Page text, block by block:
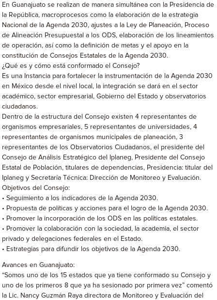
En Guanajuato se realizan de manera simultánea con la Presidencia de
la República, macroprocesos como la elaboración de la estrategia
Nacional de la Agenda 2030, ajustes a la Ley de Planeación, Proceso
de Alineación Presupuestal a los ODS, elaboración de los lineamientos
de operación, así como la definición de metas y el apoyo en la
constitución de Consejos Estatales de la Agenda 2030.
¿Qué es y cómo está conformado el Consejo?
Es una Instancia para fortalecer la instrumentación de la Agenda 2030
en México desde el nivel local, la integración se dará en el sector
académico, sector empresarial, Gobierno del Estado y observatorios
ciudadanos.
Dentro de la estructura del Consejo existen 4 representantes de
organismos empresariales, 5 representantes de universidades, 4
representantes de organismos municipales de planeación, 3
representantes de los Observatorios Ciudadanos, el presidente del
Consejo de Análisis Estratégico del Iplaneg, Presidente del Consejo
Estatal de Población, titulares de dependencias, Presidencia: titular del
Iplaneg y Secretaría Técnica: Dirección de Monitoreo y Evaluación.
Objetivos del Consejo:
• Seguimiento a los indicadores de la Agenda 2030.
• Propuesta de políticas y acciones para el logro de la Agenda 2030.
• Promover la incorporación de los ODS en las políticas estatales.
• Promover la colaboración con la sociedad, la academia, el sector
privado y delegaciones federales en el Estado.
• Estrategias para difundir los objetivos de la Agenda 2030.
Avances en Guanajuato:
“Somos uno de los 15 estados que ya tiene conformado su Consejo y
uno de los primeros 8 que ya ha sesionado por primera vez” comentó
la Lic. Nancy Guzmán Raya directora de Monitoreo y Evaluación del